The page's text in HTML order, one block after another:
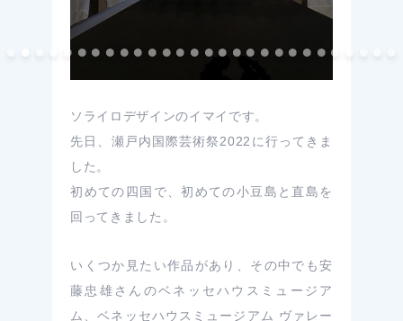
ソライロデザインのイマイです。
先日、瀬戸内国際芸術祭2022に行ってきま
した。
初めての四国で、初めての小豆島と直島を
回ってきました。
いくつか見たい作品があり、その中でも安
藤忠雄さんのベネッセハウスミュージア
ム、ベネッセハウスミュージアム ヴァレー